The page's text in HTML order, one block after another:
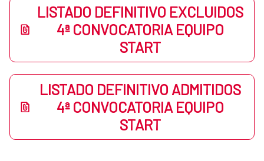
LISTADO DEFINITIVO EXCLUIDOS
4ª CONVOCATORIA EQUIPO
START
LISTADO DEFINITIVO ADMITIDOS
4ª CONVOCATORIA EQUIPO
START